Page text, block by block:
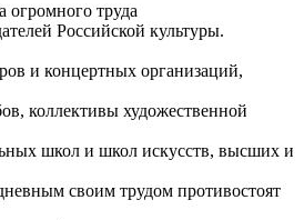
огромного труда
Российской культуры.
и концертных организаций,
коллективы художественной
школ и школ искусств, высших и
своим трудом противостоят